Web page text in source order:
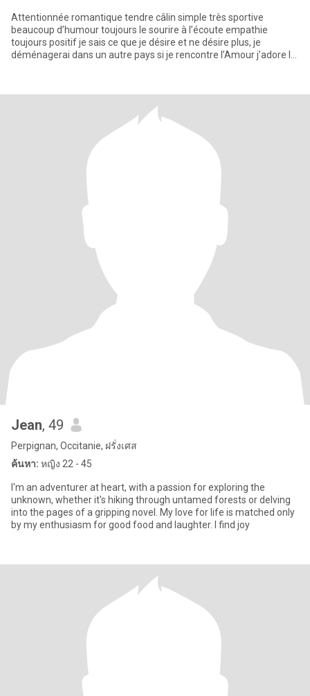
Attentionnée romantique tendre câlin simple très sportive
beaucoup d’humour toujours le sourire à l’écoute empathie
toujours positif je sais ce que je désire et ne désire plus, je
déménagerai dans un autre pays si je rencontre l’Amour j’adore la
Jean, 49
Perpignan, Occitanie, ฝรั่งเศส
ค้นหา: หญิง 22 - 45
I'm an adventurer at heart, with a passion for exploring the
unknown, whether it's hiking through untamed forests or delving
into the pages of a gripping novel. My love for life is matched only
by my enthusiasm for good food and laughter. I find joy